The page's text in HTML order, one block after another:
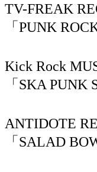
TV-FREAK
「PUNK
Kick Rock
「SKA PUNK
ANTIDOTE
「SALAD